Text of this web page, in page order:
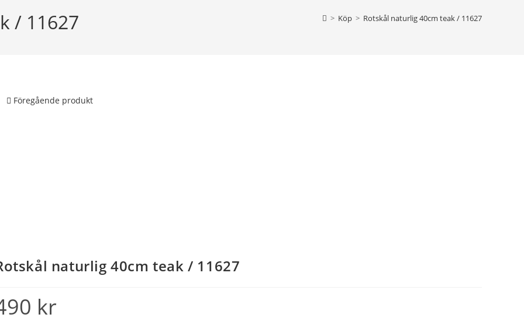
/ 11627 > Köp > Rotskål naturlig 40cm teak / 11627
Föregående produkt
naturlig 40cm teak / 11627
kr